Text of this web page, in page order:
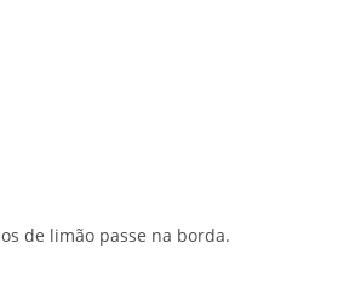
de limão passe na borda.